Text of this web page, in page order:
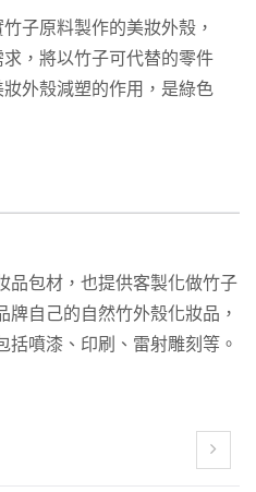
子原料製作的美妝外殼，
，將以竹子可代替的零件
外殼減塑的作用，是綠色
品包材，也提供客製化做竹子
自己的自然竹外殼化妝品，
括噴漆、印刷、雷射雕刻等。